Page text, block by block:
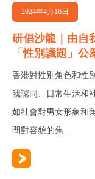
2024年4月16日
研倡沙龍｜由自
「性別議題」公
香港對性別角色和性
我認同、日常生活和
如社會對男女形象和
間對容貌的焦...